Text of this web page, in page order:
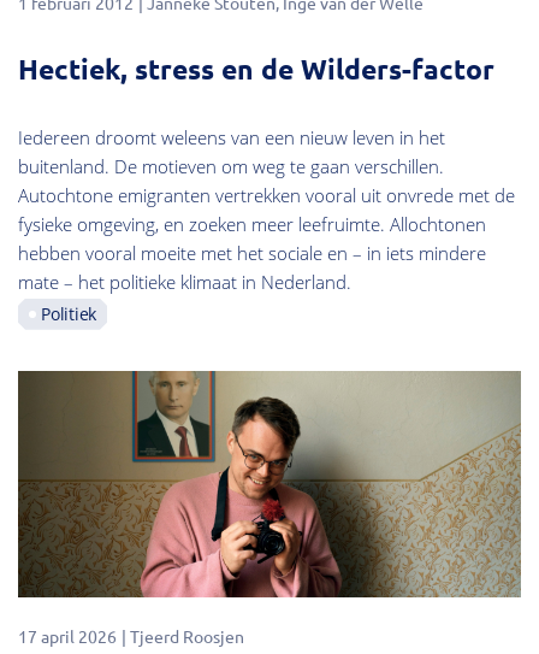
Hectiek, stress en de Wilders-factor
Iedereen droomt weleens van een nieuw leven in het
buitenland. De motieven om weg te gaan verschillen.
Autochtone emigranten vertrekken vooral uit onvrede met de
fysieke omgeving, en zoeken meer leefruimte. Allochtonen
hebben vooral moeite met het sociale en – in iets mindere
mate – het politieke klimaat in Nederland.
Politiek
17 april 2026 Tjeerd Roosjen